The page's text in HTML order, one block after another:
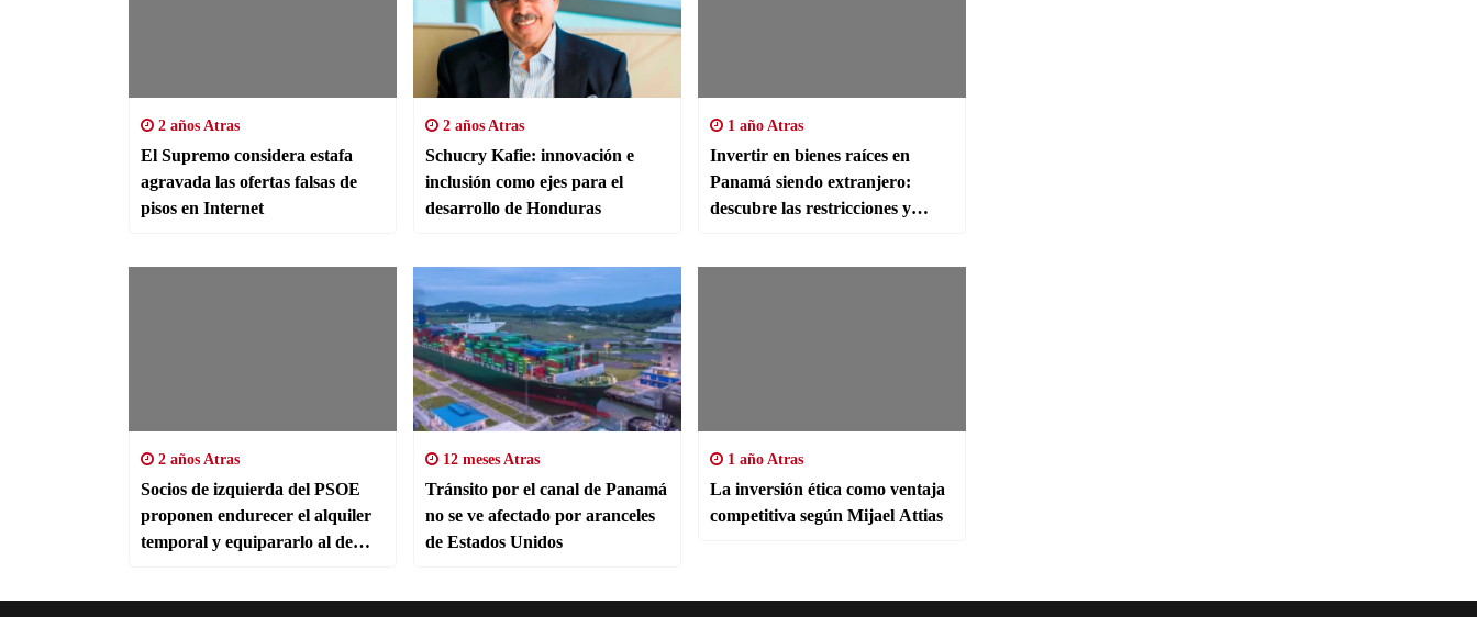
2 años Atras
El Supremo considera estafa
agravada las ofertas falsas de
pisos en Internet
2 años Atras
Schucry Kafie: innovación e
inclusión como ejes para el
desarrollo de Honduras
1 año Atras
Invertir en bienes raíces en
Panamá siendo extranjero:
descubre las restricciones y
2 años Atras
Socios de izquierda del PSOE
proponen endurecer el alquiler
temporal y equipararlo al de
12 meses Atras
Tránsito por el canal de Panamá
no se ve afectado por aranceles
de Estados Unidos
1 año Atras
La inversión ética como ventaja
competitiva según Mijael Attias